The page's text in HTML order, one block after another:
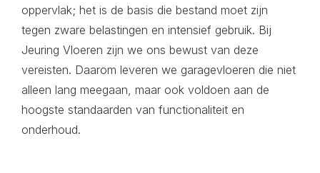
oppervlak; het is de basis die bestand moet zijn
tegen zware belastingen en intensief gebruik. Bij
Jeuring Vloeren zijn we ons bewust van deze
vereisten. Daarom leveren we garagevloeren die niet
alleen lang meegaan, maar ook voldoen aan de
hoogste standaarden van functionaliteit en
onderhoud.